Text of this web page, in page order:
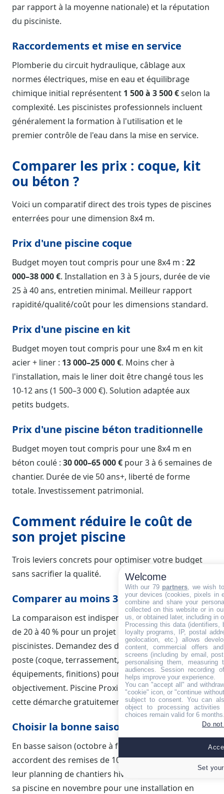
par rapport à la moyenne nationale) et la réputation
du pisciniste.
Raccordements et mise en service
Plomberie du circuit hydraulique, câblage aux
normes électriques, mise en eau et équilibrage
chimique initial représentent 1 500 à 3 500 €selon la
complexité. Les piscinistes professionnels incluent
généralement la formation à l'utilisation et le
premier contrôle de l'eau dans la mise en service.
Comparer les prix : coque, kit
ou béton ?
Voici un comparatif direct des trois types de piscines
enterrées pour une dimension 8x4 m.
Prix d'une piscine coque
Budget moyen tout compris pour une 8x4 m : 22
000–38 000 €. Installation en 3 à 5 jours, durée de vie
25 à 40 ans, entretien minimal. Meilleur rapport
rapidité/qualité/coût pour les dimensions standard.
Prix d'une piscine en kit
Budget moyen tout compris pour une 8x4 m en kit
acier + liner : 13 000–25 000 €. Moins cher à
l'installation, mais le liner doit être changé tous les
10-12 ans (1 500–3 000 €). Solution adaptée aux
petits budgets.
Prix d'une piscine béton traditionnelle
Budget moyen tout compris pour une 8x4 m en
béton coulé : 30 000–65 000 € pour 3 à 6 semaines de
chantier. Durée de vie 50 ans+, liberté de forme
totale. Investissement patrimonial.
Comment réduire le coût de
son projet piscine
Trois leviers concrets pour optimiser votre budget
sans sacrifier la qualité.
Comparer au moins 3 devis
La comparaison est indispensable : les prix varient
de 20 à 40 % pour un projet identique selon les
piscinistes. Demandez des devis détaillés poste par
poste (coque, terrassement, main-d'œuvre,
équipements, finitions) pour comparer
objectivement. Piscine Proximitoria vous facilite
cette démarche gratuitement.
Choisir la bonne saison (automne-hiver)
En basse saison (octobre à février), les piscinistes
accordent des remises de 10 à 20 % pour remplir
leur planning de chantiers hivernaux. Commander
sa piscine en novembre pour une installation en
Welcome
With our 79 partners , we wish
your devices (cookies, pixels in
combine and share your
collected on this website or in
us, or obtained later, including in
Processing this data (identifiers,
loyalty programs, IP, postal
geolocation, etc.) allows
content, commercial offers
screens (including by email,
personalising them, measuring
audiences. Session recording
helps improve your experience.
You can "accept all" and
"cookie" icon, or "continue
subject to consent. You can
object to processing
choices remain valid for 6
Do
Set